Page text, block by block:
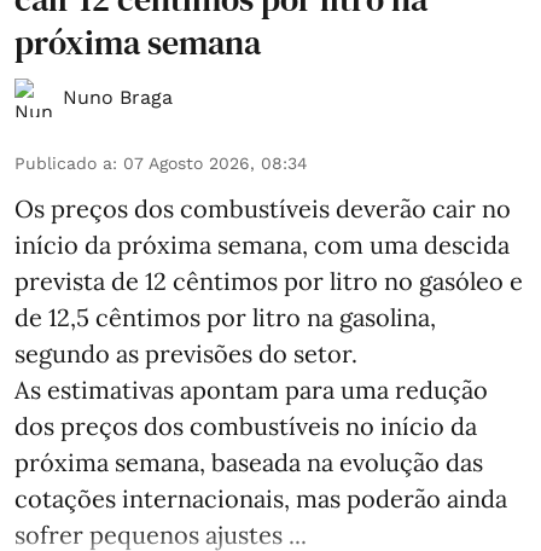
próxima semana
Nuno Braga
Publicado a: 07 Agosto 2026, 08:34
Os preços dos combustíveis deverão cair no
início da próxima semana, com uma descida
prevista de 12 cêntimos por litro no gasóleo e
de 12,5 cêntimos por litro na gasolina,
segundo as previsões do setor.
As estimativas apontam para uma redução
dos preços dos combustíveis no início da
próxima semana, baseada na evolução das
cotações internacionais, mas poderão ainda
sofrer pequenos ajustes ...